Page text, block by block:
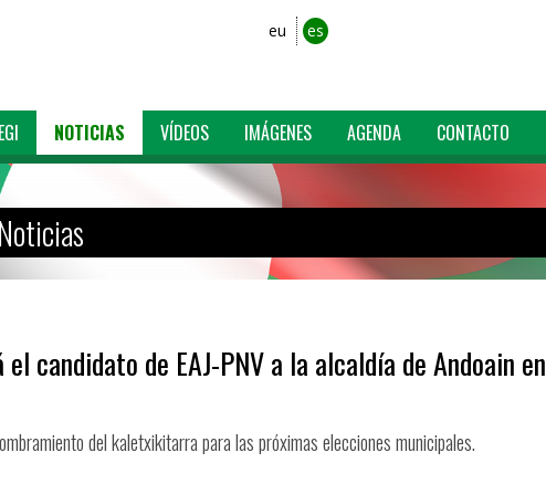
eu es
EGI NOTICIAS VÍDEOS IMÁGENES AGENDA CONTACTO
Noticias
candidato de EAJ-PNV a la alcaldía de Andoain en
del kaletxikitarra para las próximas elecciones municipales.